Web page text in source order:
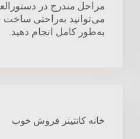
مراحل مندرج در
می‌توانید به‌راحتی ساخت
به‌طور کامل انجام دهید.
خانه کانتینر فروش خوب